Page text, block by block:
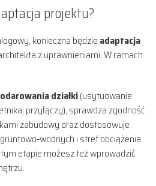
projektu?
konieczna będzie adaptacja
z uprawnieniami. W ramach
działki(usytuowanie
przyłączy), sprawdza zgodność
zabudowy oraz dostosowuje
i stref obciążenia
etapie możesz też wprowadzić